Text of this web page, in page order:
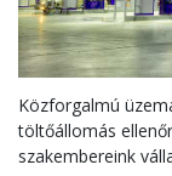
Közforgalmú
töltőállomás
szakembereink